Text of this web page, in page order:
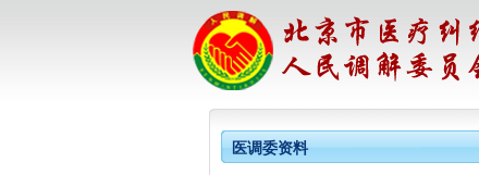
医调委资料